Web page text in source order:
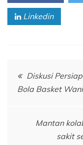
Linkedin
Navigasi
pos
Diskusi
Bola Basket
Mantan
sakit